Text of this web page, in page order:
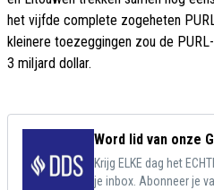
het vijfde complete zogeheten
kleinere toezeggingen zou de
3 miljard dollar.
Word lid van onze
Krijg ELKE dag het
je inbox. Abonneer je